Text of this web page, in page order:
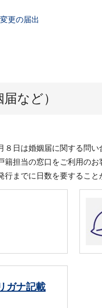
更の届出
など）
８日は婚姻届に関する問
籍担当の窓口をご利用の
までに日数を要すること
ガナ記載